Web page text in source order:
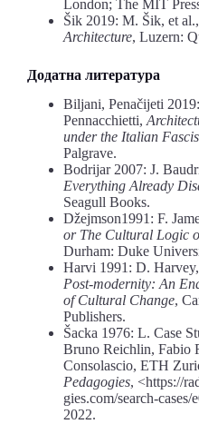
London; The MIT
Šik 2019: M. Šik, et al.,
Architecture, Luzern:
Додатна литература
Biljani, Penačijeti
Pennacchietti,
under the Italian
Palgrave.
Bodrijar 2007: J.
Everything Already
Seagull Books.
Džejmson1991: F.
or The Cultural Logic
Durham: Duke
Harvi 1991: D. Harvey,
Post-modernity: An
of Cultural Change,
Publishers.
Šacka 1976: L. Case
Bruno Reichlin, Fabio
Consolascio, ETH
Pedagogies, <https://
gies.com/search-
2022.